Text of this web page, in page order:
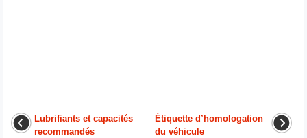
Lubrifiants et capacités
recommandés
Étiquette d’homologation
du véhicule